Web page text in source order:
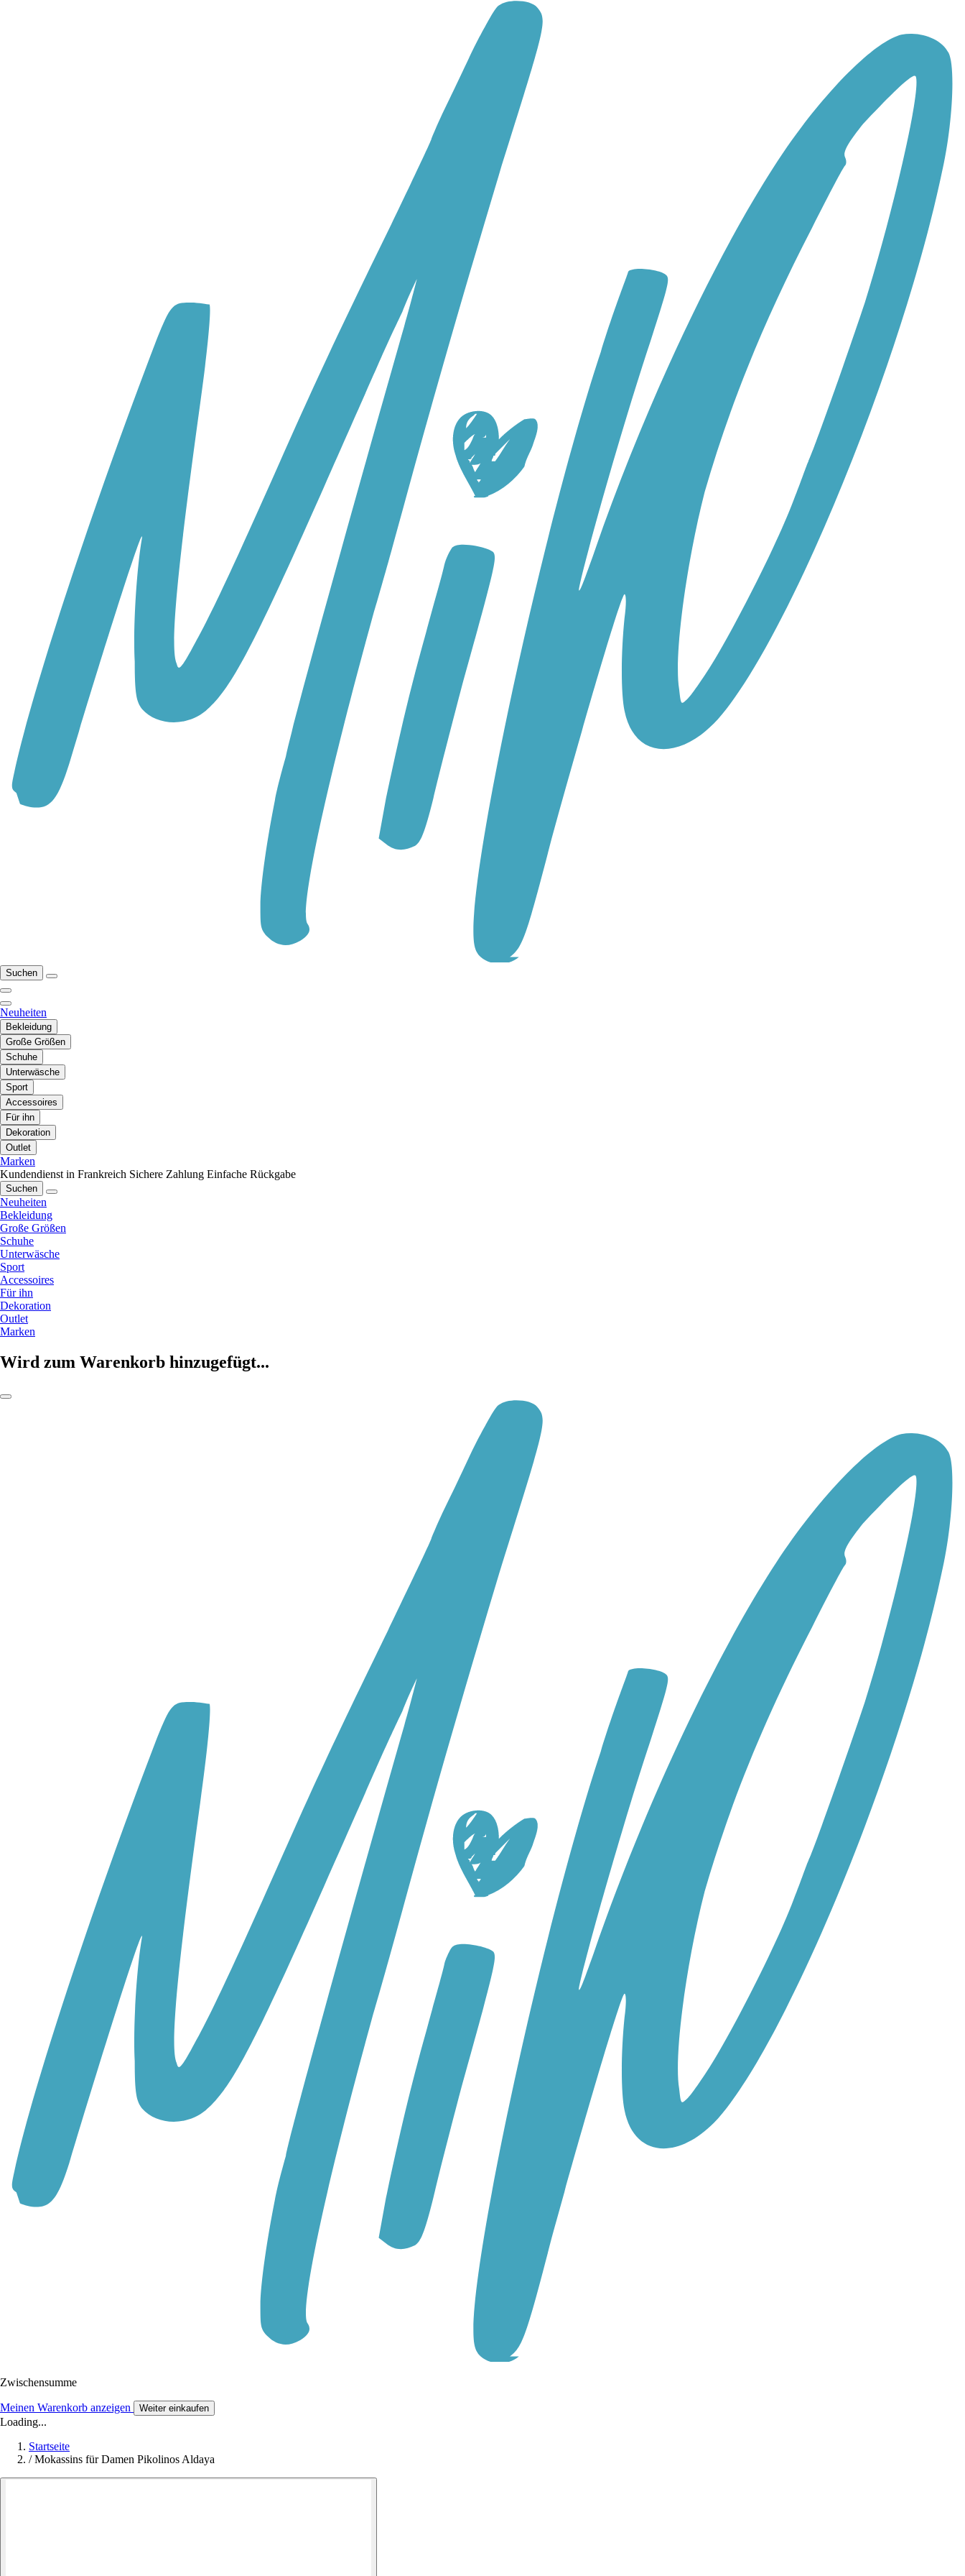
Suchen
Neuheiten
Bekleidung
Große Größen
Schuhe
Unterwäsche
Sport
Accessoires
Für ihn
Dekoration
Outlet
Marken
Kundendienst in Frankreich Sichere Zahlung Einfache Rückgabe
Suchen
Neuheiten
Bekleidung
Große Größen
Schuhe
Unterwäsche
Sport
Accessoires
Für ihn
Dekoration
Outlet
Marken
Wird zum Warenkorb hinzugefügt...
Zwischensumme
Meinen Warenkorb anzeigen Weiter einkaufen
Loading...
Startseite
/ Mokassins für Damen Pikolinos Aldaya